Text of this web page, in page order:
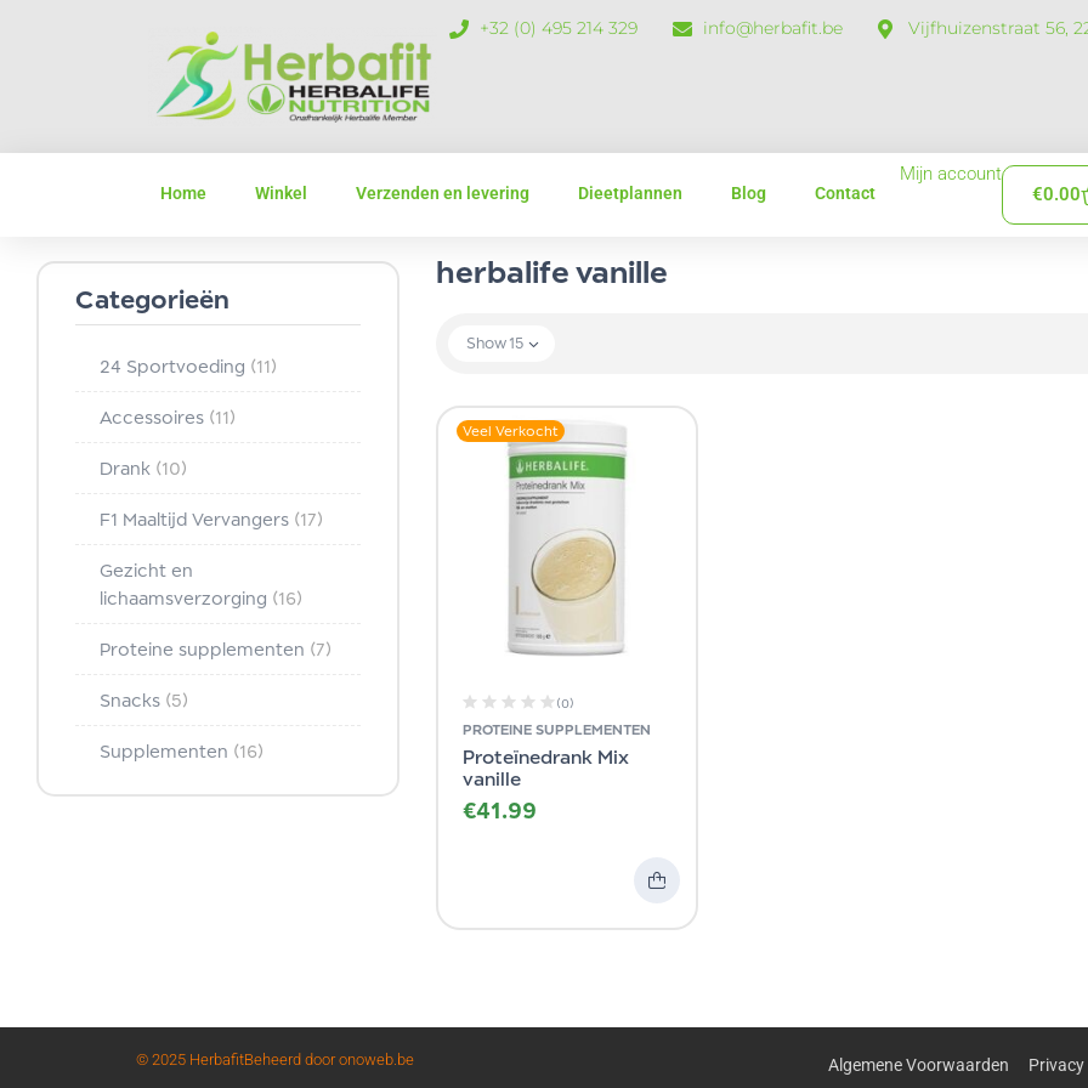
+32 (0) 495 214 329 info@herbafit.be Vijfhuizenstraat 56,
Home Winkel Verzenden en levering Dieetplannen Blog Contact
Mijn account
€0.00
Categorieën
24 Sportvoeding (11)
Accessoires (11)
Drank (10)
F1 Maaltijd Vervangers (17)
Gezicht en
lichaamsverzorging (16)
Proteine supplementen (7)
Snacks (5)
Supplementen (16)
herbalife vanille
Show 15
Veel Verkocht
(0)
PROTEINE SUPPLEMENTEN
Proteïnedrank Mix
vanille
€41.99
© 2025 HerbafitBeheerd door onoweb.be Algemene Voorwaarden Privacy